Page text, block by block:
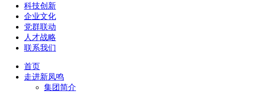
科技创新
企业文化
党群联动
人才战略
联系我们
首页
走进新凤鸣
集团简介